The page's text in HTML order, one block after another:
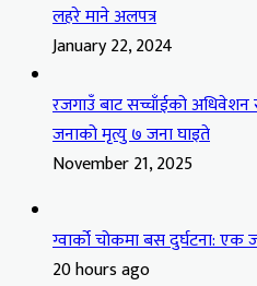
लहरे माने अलपत्र
January 22, 2024
रजगाउँ बाट सच्चाँईको
जनाको मृत्यु ७ जना घाइते
November 21, 2025
ग्वार्को चोकमा बस दुर्घटना: एक
20 hours ago